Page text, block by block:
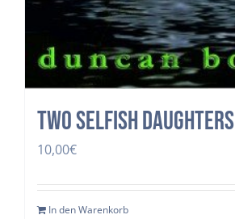
two selfish daughters
10,00€
In den Warenkorb